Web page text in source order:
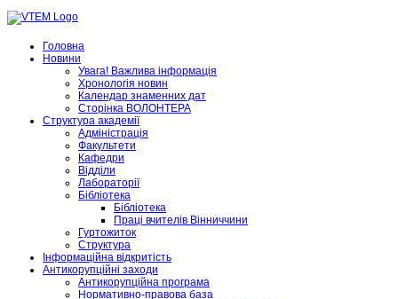
Головна
Новини
Увага! Важлива інформація
Хронологія новин
Календар знаменних дат
Сторінка ВОЛОНТЕРА
Структура академії
Адміністрація
Факультети
Кафедри
Відділи
Лабораторії
Бібліотека
Бібліотека
Праці вчителів Вінниччини
Гуртожиток
Структура
Інформаційна відкритість
Антикорупційні заходи
Антикорупційна програма
Нормативно-правова база